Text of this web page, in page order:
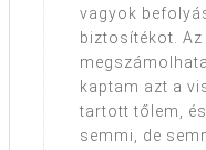
vagyok
biztosítékot.
kaptam azt a
tartott tőlem,
semmi, de